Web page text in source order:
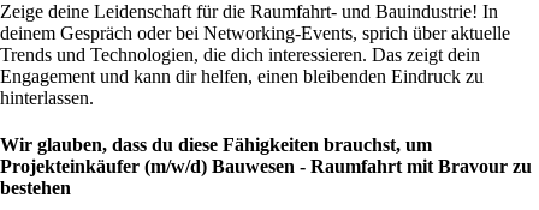
Zeige deine Leidenschaft für die Raumfahrt- und Bauindustrie! In
deinem Gespräch oder bei Networking-Events, sprich über aktuelle
Trends und Technologien, die dich interessieren. Das zeigt dein
Engagement und kann dir helfen, einen bleibenden Eindruck zu
hinterlassen.
Wir glauben, dass du diese Fähigkeiten brauchst, um
Projekteinkäufer (m/w/d) Bauwesen - Raumfahrt mit Bravour zu
bestehen